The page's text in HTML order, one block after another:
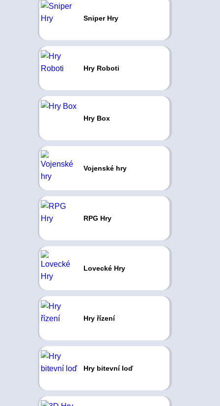
Sniper Hry
Hry Roboti
Hry Box
Vojenské hry
RPG Hry
Lovecké Hry
Hry řízení
Hry bitevní loď